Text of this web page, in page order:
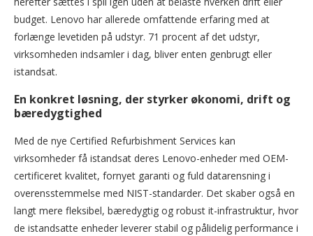
budget. Lenovo har allerede omfattende erfaring med at
forlænge levetiden på udstyr. 71 procent af det udstyr,
virksomheden indsamler i dag, bliver enten genbrugt eller
istandsat.
En konkret løsning, der styrker økonomi, drift og
bæredygtighed
Med de nye Certified Refurbishment Services kan
virksomheder få istandsat deres Lenovo-enheder med OEM-
certificeret kvalitet, fornyet garanti og fuld datarensning i
overensstemmelse med NIST-standarder. Det skaber også en
langt mere fleksibel, bæredygtig og robust it-infrastruktur, hvor
de istandsatte enheder leverer stabil og pålidelig performance i